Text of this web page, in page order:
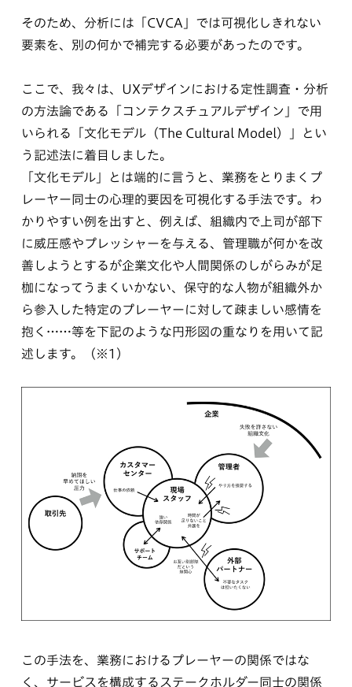
そのため、分析には「CVCA」では可視化しきれない
要素を、別の何かで補完する必要があったのです。
ここで、我々は、UXデザインにおける定性調査・分析
の方法論である「コンテクスチュアルデザイン」で用
いられる「文化モデル（The Cultural Model）」とい
う記述法に着目しました。
「文化モデル」とは端的に言うと、業務をとりまくプ
レーヤー同士の心理的要因を可視化する手法です。わ
かりやすい例を出すと、例えば、組織内で上司が部下
に威圧感やプレッシャーを与える、管理職が何かを改
善しようとするが企業文化や人間関係のしがらみが足
枷になってうまくいかない、保守的な人物が組織外か
ら参入した特定のプレーヤーに対して疎ましい感情を
抱く……等を下記のような円形図の重なりを用いて記
述します。（※1）
この手法を、業務におけるプレーヤーの関係ではな
く、サービスを構成するステークホルダー同士の関係